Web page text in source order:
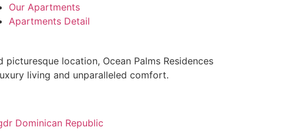
Our Apartments
Apartments Detail
picturesque location, Ocean Palms Residences
living and unparalleled comfort.
Dominican Republic